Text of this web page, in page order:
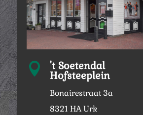
 't Soetendal
Hofsteeplein
Bonairestraat 3a
8321 HA Urk